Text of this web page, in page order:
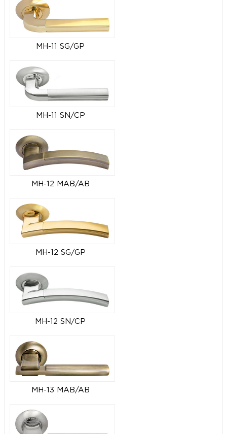
MH-11 SG/GP
MH-11 SN/CP
MH-12 MAB/AB
MH-12 SG/GP
MH-12 SN/CP
MH-13 MAB/AB